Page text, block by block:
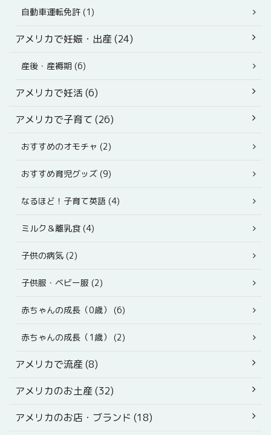
自動車運転免許 (1)
アメリカで妊娠・出産 (24)
産後・産褥期 (6)
アメリカで妊活 (6)
アメリカで子育て (26)
おすすめのオモチャ (2)
おすすめ育児グッズ (9)
なるほど！子育て英語 (4)
ミルク＆離乳食 (4)
子供の病気 (2)
子供服・ベビー服 (2)
赤ちゃんの成長（0歳） (6)
赤ちゃんの成長（1歳） (2)
アメリカで流産 (8)
アメリカのお土産 (32)
アメリカのお店・ブランド (18)